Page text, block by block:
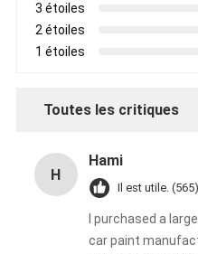
3 étoiles
2 étoiles
1 étoiles
Toutes les critiques
H
Hami
Il est utile. (565)
I purchased a
car paint